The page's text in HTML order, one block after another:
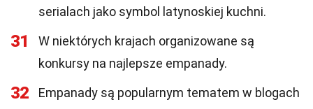
serialach jako symbol latynoskiej kuchni.
31
W niektórych krajach organizowane są
konkursy na najlepsze empanady.
32
Empanady są popularnym tematem w blogach